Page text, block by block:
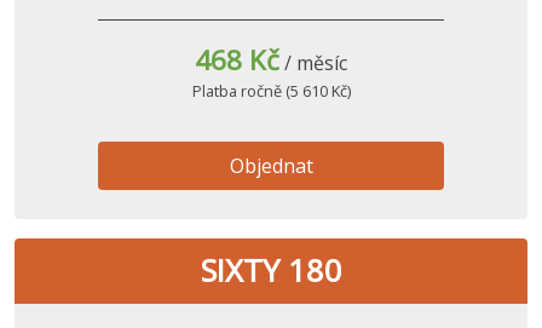
468 Kč/ měsíc
Platba ročně (5 610 Kč)
Objednat
SIXTY 180